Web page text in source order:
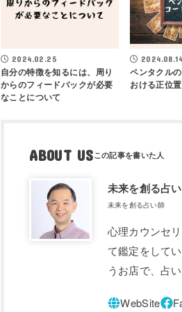
2024.02.25
自分の特徴を知るには、周り
からのフィードバックが必要
なことについて
2024.08.14
ペンタクル
おける正位
ABOUT US
未来を創る占
未来を創る占い師
心理カウンセ
て鑑定をして
うお店で、占